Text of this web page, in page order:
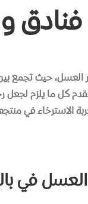
حيث تجمع بين
ما يلزم لجعل
الاسترخاء في
في